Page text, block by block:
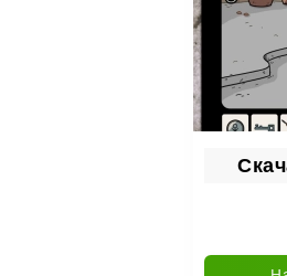
Haunted
Именно